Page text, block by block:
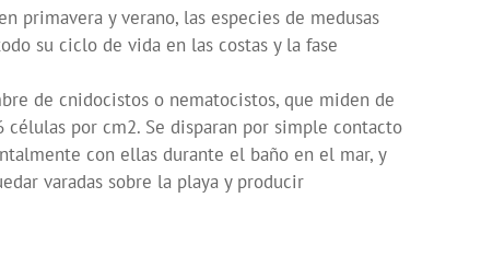
primavera y verano, las especies de medusas
su ciclo de vida en las costas y la fase
de cnidocistos o nematocistos, que miden de
por cm2. Se disparan por simple contacto
con ellas durante el baño en el mar, y
varadas sobre la playa y producir